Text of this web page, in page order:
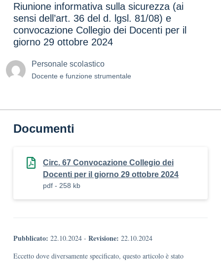
Riunione informativa sulla sicurezza (ai
sensi dell’art. 36 del d. lgsl. 81/08) e
convocazione Collegio dei Docenti per il
giorno 29 ottobre 2024
Personale scolastico
Docente e funzione strumentale
Documenti
Circ. 67 Convocazione Collegio dei
Docenti per il giorno 29 ottobre 2024
pdf - 258 kb
Pubblicato: 22.10.2024 - Revisione: 22.10.2024
Eccetto dove diversamente specificato, questo articolo è stato